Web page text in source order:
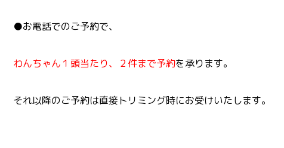
●お電話でのご予約で、
わんちゃん１頭当たり、２件まで予約を承ります。
それ以降のご予約は直接トリミング時にお受けいたします。